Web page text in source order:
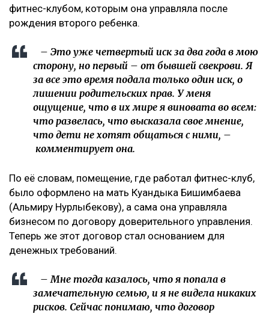
фитнес-клубом, которым она управляла после
рождения второго ребенка.
– Это уже четвертый иск за два года в мою
сторону, но первый – от бывшей свекрови. Я
за все это время подала только один иск, о
лишении родительских прав. У меня
ощущение, что в их мире я виновата во всем:
что развелась, что высказала свое мнение,
что дети не хотят общаться с ними, –
комментирует она.
По её словам, помещение, где работал фитнес-клуб,
было оформлено на мать Куандыка Бишимбаева
(Альмиру Нурлыбекову), а сама она управляла
бизнесом по договору доверительного управления.
Теперь же этот договор стал основанием для
денежных требований.
– Мне тогда казалось, что я попала в
замечательную семью, и я не видела никаких
рисков. Сейчас понимаю, что договор